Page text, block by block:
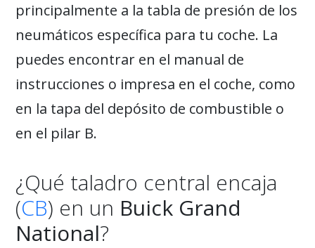
principalmente a la tabla de presión de los
neumáticos específica para tu coche. La
puedes encontrar en el manual de
instrucciones o impresa en el coche, como
en la tapa del depósito de combustible o
en el pilar B.
¿Qué taladro central encaja
(CB) en un Buick Grand
National?